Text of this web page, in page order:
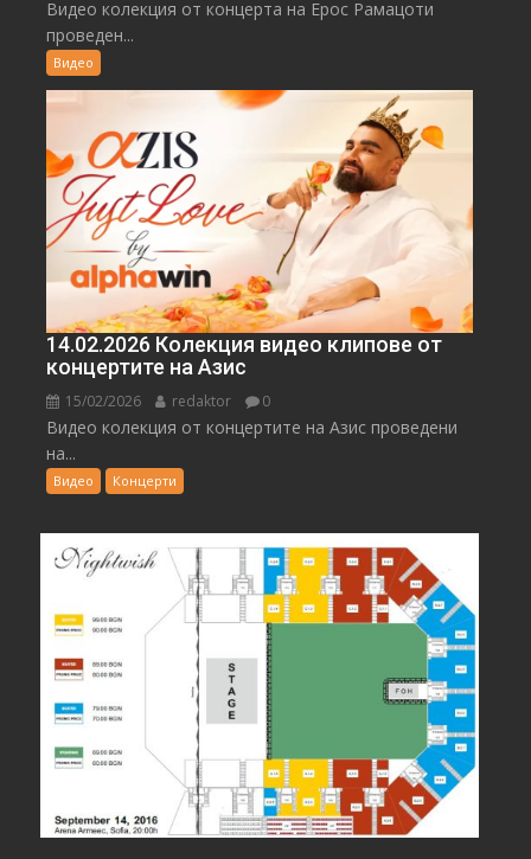
Видео колекция от концерта на Ерос Рамацоти
проведен...
Видео
14.02.2026 Колекция видео клипове от
концертите на Азис
15/02/2026 redaktor 0
Видео колекция от концертите на Азис проведени
на...
Видео Концерти